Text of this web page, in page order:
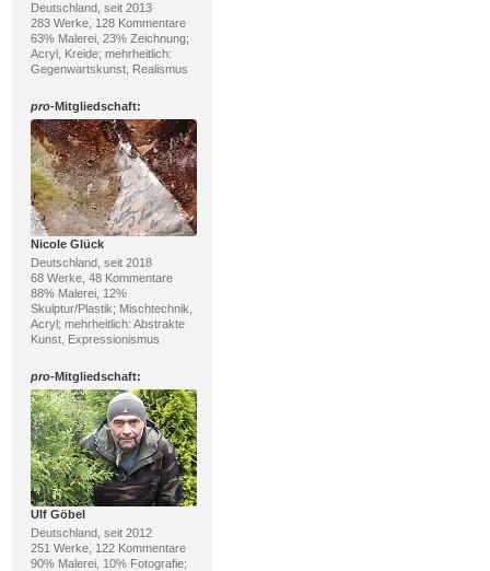
Deutschland, seit 2013
283 Werke, 128 Kommentare
63% Malerei, 23% Zeichnung;
Acryl, Kreide; mehrheitlich:
Gegenwartskunst, Realismus
pro-Mitgliedschaft:
Nicole Glück
Deutschland, seit 2018
68 Werke, 48 Kommentare
88% Malerei, 12%
Skulptur/Plastik; Mischtechnik,
Acryl; mehrheitlich: Abstrakte
Kunst, Expressionismus
pro-Mitgliedschaft:
Ulf Göbel
Deutschland, seit 2012
251 Werke, 122 Kommentare
90% Malerei, 10% Fotografie;